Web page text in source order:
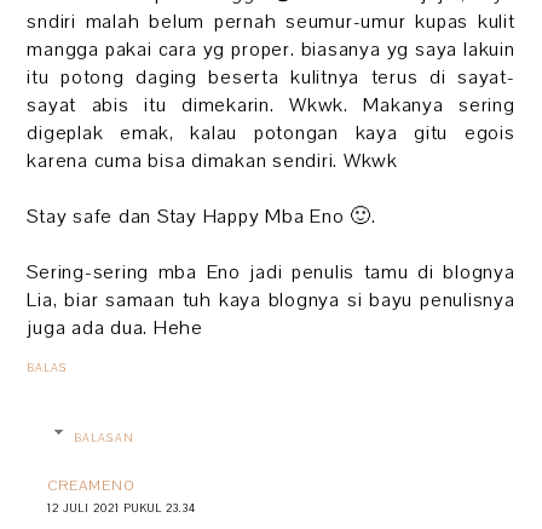
sndiri malah belum pernah seumur-umur kupas kulit
mangga pakai cara yg proper. biasanya yg saya lakuin
itu potong daging beserta kulitnya terus di sayat-
sayat abis itu dimekarin. Wkwk. Makanya sering
digeplak emak, kalau potongan kaya gitu egois
karena cuma bisa dimakan sendiri. Wkwk
Stay safe dan Stay Happy Mba Eno 🙂.
Sering-sering mba Eno jadi penulis tamu di blognya
Lia, biar samaan tuh kaya blognya si bayu penulisnya
juga ada dua. Hehe
BALAS
BALASAN
CREAMENO
12 JULI 2021 PUKUL 23.34